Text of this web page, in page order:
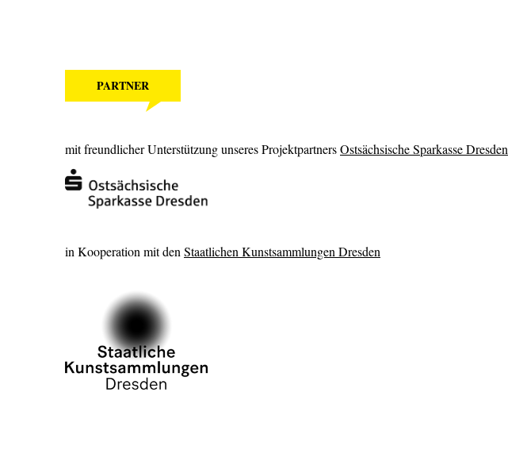
PARTNER
mit freundlicher Unterstützung unseres ProjektpartnersOstsächsische Sparkasse Dresden
in Kooperation mit den Staatlichen Kunstsammlungen Dresden